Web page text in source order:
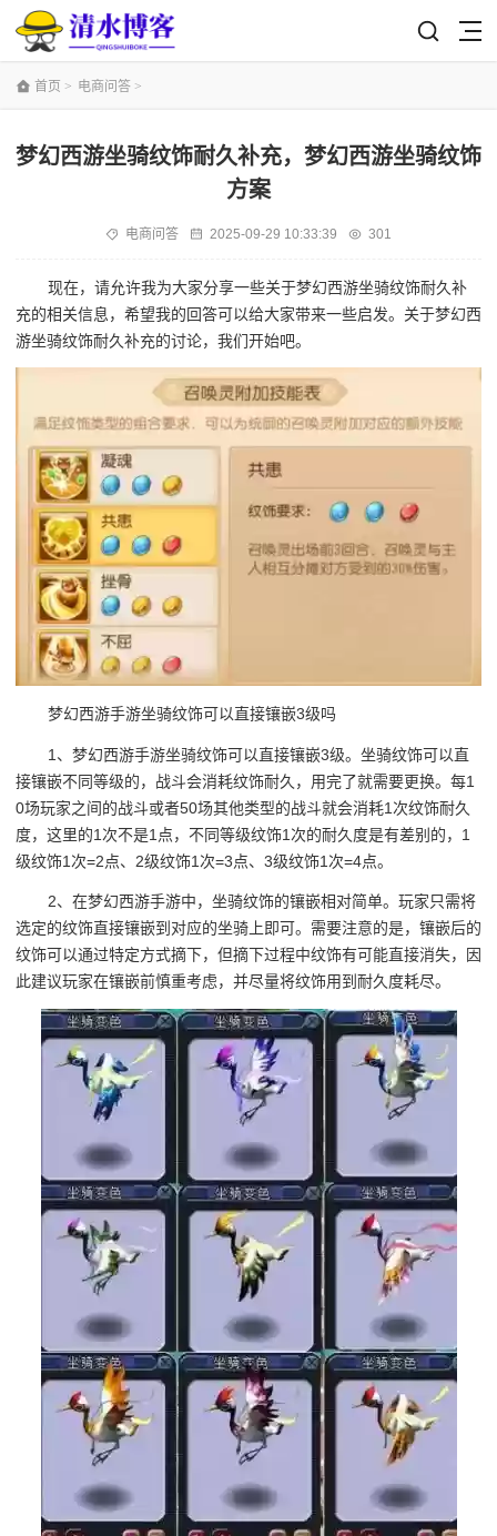
首页 > 电商问答 >
梦幻西游坐骑纹饰耐久补充，梦幻西游坐骑纹饰
方案
电商问答 2025-09-29 10:33:39 301
现在，请允许我为大家分享一些关于梦幻西游坐骑纹饰耐久补
充的相关信息，希望我的回答可以给大家带来一些启发。关于梦幻西
游坐骑纹饰耐久补充的讨论，我们开始吧。
梦幻西游手游坐骑纹饰可以直接镶嵌3级吗
1、梦幻西游手游坐骑纹饰可以直接镶嵌3级。坐骑纹饰可以直
接镶嵌不同等级的，战斗会消耗纹饰耐久，用完了就需要更换。每1
0场玩家之间的战斗或者50场其他类型的战斗就会消耗1次纹饰耐久
度，这里的1次不是1点，不同等级纹饰1次的耐久度是有差别的，1
级纹饰1次=2点、2级纹饰1次=3点、3级纹饰1次=4点。
2、在梦幻西游手游中，坐骑纹饰的镶嵌相对简单。玩家只需将
选定的纹饰直接镶嵌到对应的坐骑上即可。需要注意的是，镶嵌后的
纹饰可以通过特定方式摘下，但摘下过程中纹饰有可能直接消失，因
此建议玩家在镶嵌前慎重考虑，并尽量将纹饰用到耐久度耗尽。